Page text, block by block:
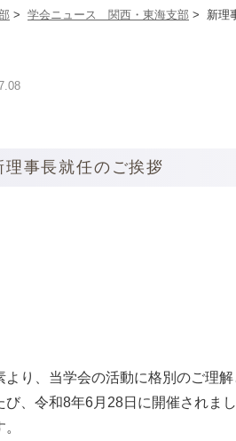
> 学会ニュース 関西・東海支部 > 新理
理事長就任のご挨拶
り、当学会の活動に格別のご理解
び、令和8年6月28日に開催されま